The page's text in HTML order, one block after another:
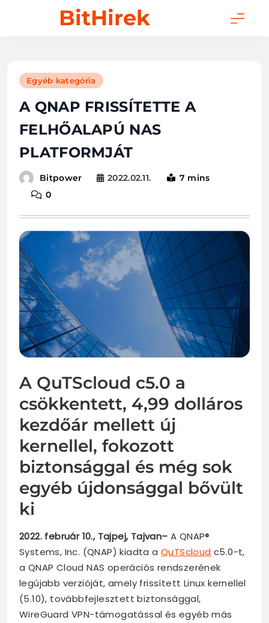
BitHirek
Egyéb kategória
A QNAP FRISSÍTETTE A
FELHŐALAPÚ NAS
PLATFORMJÁT
Bitpower 2022.02.11.
7 mins
0
A QuTScloud c5.0 a
csökkentett, 4,99 dolláros
kezdőár mellett új
kernellel, fokozott
biztonsággal és még sok
egyéb újdonsággal bővült
ki
2022. február 10., Tajpej, Tajvan– A QNAP®
Systems, Inc. (QNAP) kiadta a QuTScloud c5.0-t,
a QNAP Cloud NAS operációs rendszerének
legújabb verzióját, amely frissített Linux kernellel
(5.10), továbbfejlesztett biztonsággal,
WireGuard VPN-támogatással és egyéb más